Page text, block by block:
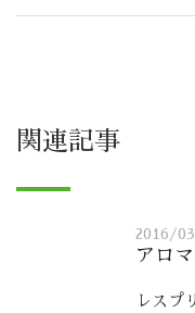
関連記事
2016/
アロ
レスプ